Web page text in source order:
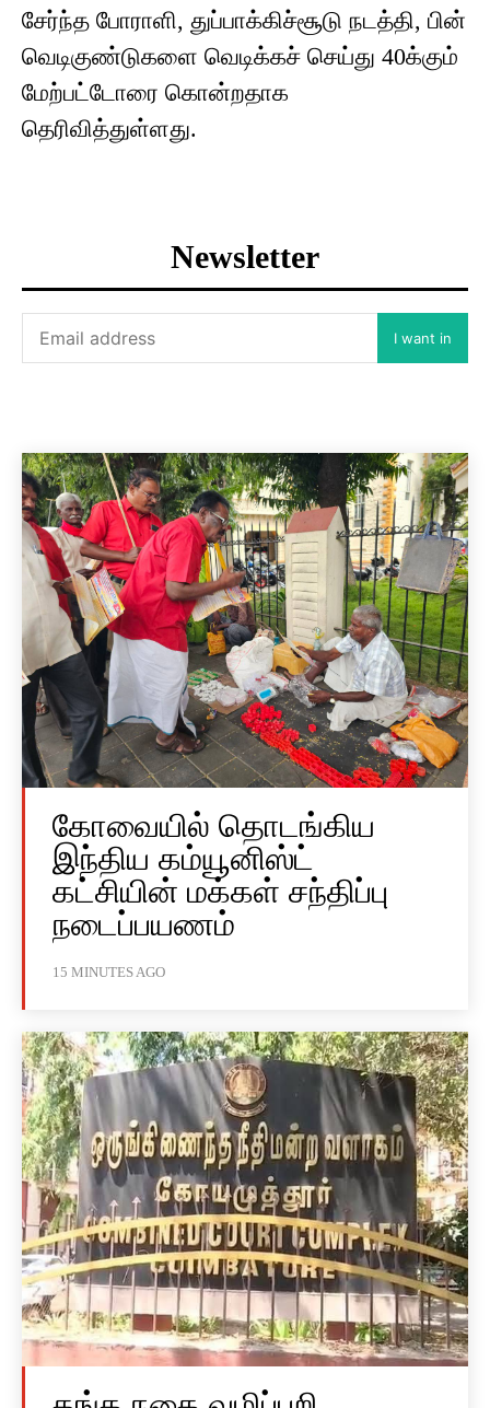
சேர்ந்த போராளி, துப்பாக்கிச்சூடு நடத்தி, பின்
வெடிகுண்டுகளை வெடிக்கச் செய்து 40க்கும்
மேற்பட்டோரை கொன்றதாக
தெரிவித்துள்ளது.
Newsletter
I want in
கோவையில் தொடங்கிய
இந்திய கம்யூனிஸ்ட்
கட்சியின் மக்கள் சந்திப்பு
நடைப்பயணம்
15 MINUTES AGO